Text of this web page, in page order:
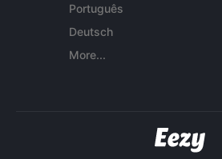
Português
Deutsch
More...